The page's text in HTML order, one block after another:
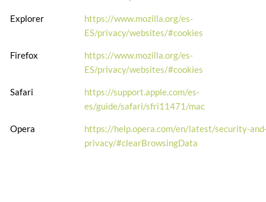
Explorer
https://www.mozilla.org/es-
ES/privacy/websites/#cookies
Firefox
https://www.mozilla.org/es-
ES/privacy/websites/#cookies
Safari
https://support.apple.com/es-
es/guide/safari/sfri11471/mac
Opera
https://help.opera.com/en/latest/security-
privacy/#clearBrowsingData